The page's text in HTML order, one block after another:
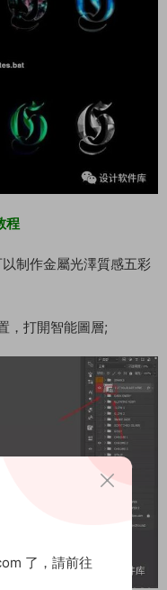
程
制作金屬光澤質感五彩
，打開智能圖層;
了，請前往